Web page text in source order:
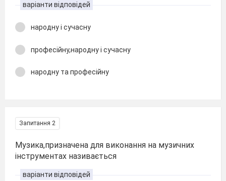
варіанти відповідей
народну і сучасну
професійну,народну і сучасну
народну та професійну
Запитання 2
Музика,призначена для виконання на музичних
інструментах називається
варіанти відповідей